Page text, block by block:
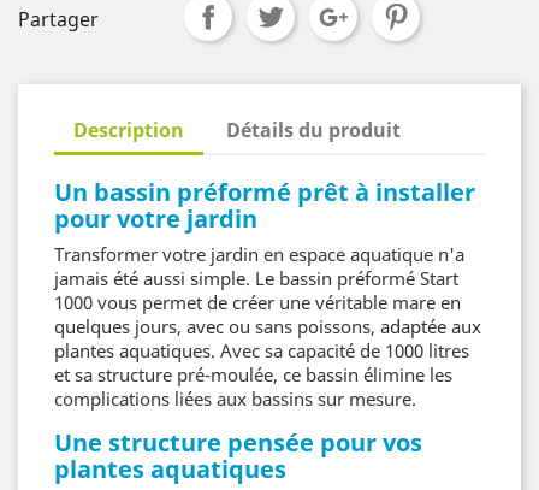
Partager
Description Détails du produit
Un bassin préformé prêt à installer
pour votre jardin
Transformer votre jardin en espace aquatique n'a
jamais été aussi simple. Le bassin préformé Start
1000 vous permet de créer une véritable mare en
quelques jours, avec ou sans poissons, adaptée aux
plantes aquatiques. Avec sa capacité de 1000 litres
et sa structure pré-moulée, ce bassin élimine les
complications liées aux bassins sur mesure.
Une structure pensée pour vos
plantes aquatiques